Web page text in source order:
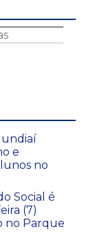
e
no
Social é
(7)
no Parque